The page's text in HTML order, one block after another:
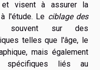
et visent à assurer la
l'étude. Le ciblage des
sur des
telles que l'âge, le
mais également
liés au